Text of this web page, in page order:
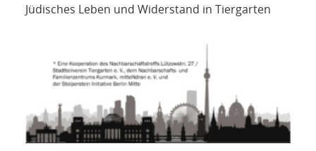
Jüdisches Leben und Widerstand in Tiergarten